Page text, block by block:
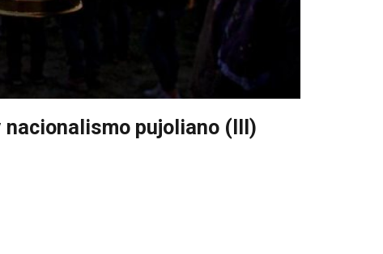
nacionalismo pujoliano (III)